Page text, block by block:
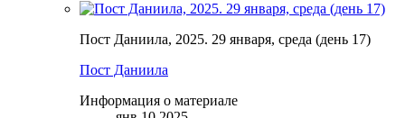
Пост Даниила, 2025. 29 января, среда (день 17)
Пост Даниила
Информация о материале